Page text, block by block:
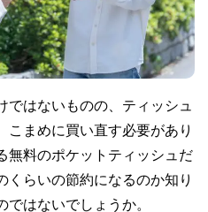
ではないものの、ティッシュ
こまめに買い直す必要があり
無料のポケットティッシュだ
くらいの節約になるのか知り
はないでしょうか。